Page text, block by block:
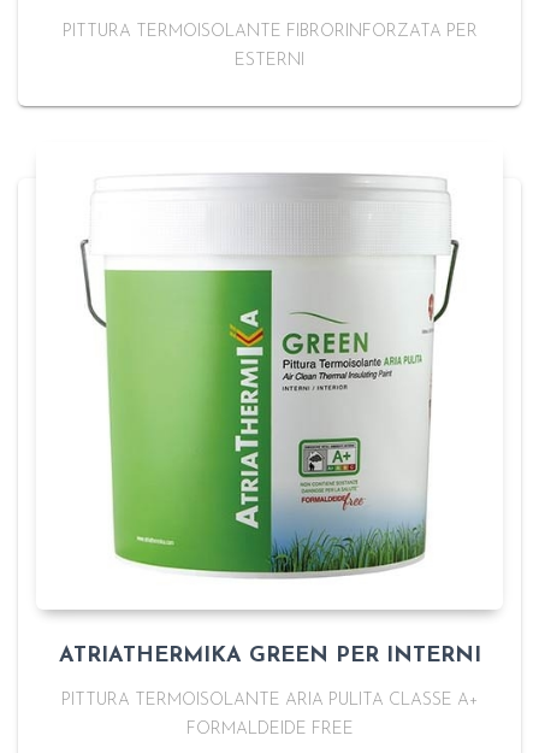
PITTURA TERMOISOLANTE FIBRORINFORZATA PER
ESTERNI
ATRIATHERMIKA GREEN PER INTERNI
PITTURA TERMOISOLANTE ARIA PULITA CLASSE A+
FORMALDEIDE FREE